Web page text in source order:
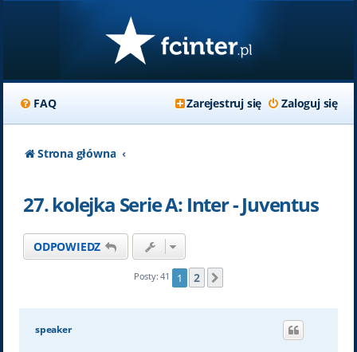
FAQ Zaloguj się
Zarejestruj się
Strona główna
27. kolejka Serie A: Inter - Juventus
ODPOWIEDZ
Posty: 41 1 2
speaker